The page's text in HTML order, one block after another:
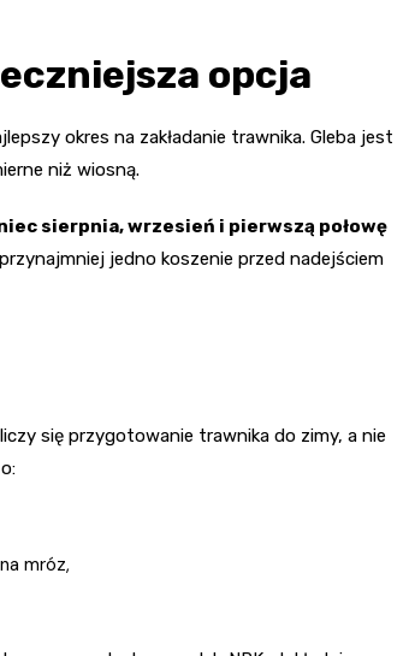
opcja
okres na zakładanie trawnika. Gleba jest
niż wiosną.
sierpnia, wrzesień i pierwszą połowę
jedno koszenie przed nadejściem
się przygotowanie trawnika do zimy, a nie
mróz,